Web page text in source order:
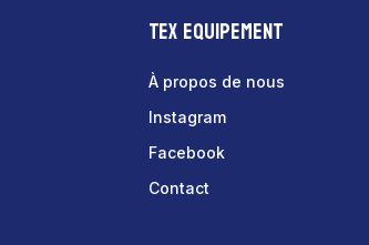
Tex Equipement
À propos de nous
Instagram
Facebook
Contact